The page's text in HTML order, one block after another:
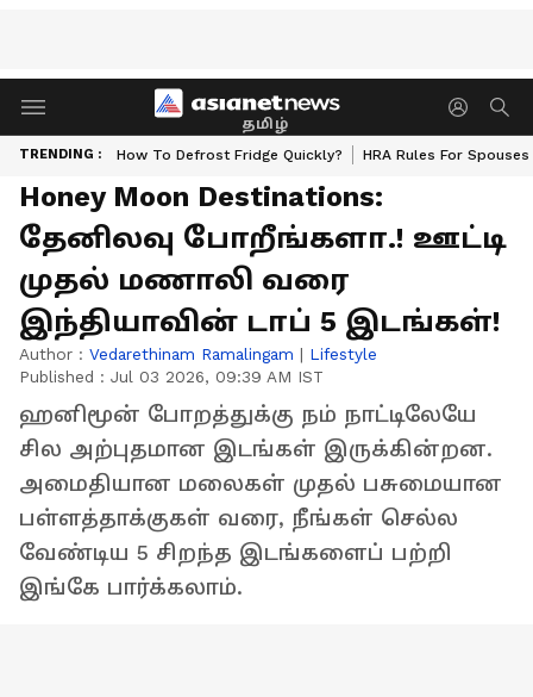
தமிழ்
TRENDING : How To Defrost Fridge Quickly? HRA Rules For Spouses
Honey Moon Destinations:
தேனிலவு போறீங்களா.! ஊட்டி
முதல் மணாலி வரை
இந்தியாவின் டாப் 5 இடங்கள்!
Author : Vedarethinam Ramalingam | Lifestyle
Published : Jul 03 2026, 09:39 AM IST
ஹனிமூன் போறத்துக்கு நம் நாட்டிலேயே
சில அற்புதமான இடங்கள் இருக்கின்றன.
அமைதியான மலைகள் முதல் பசுமையான
பள்ளத்தாக்குகள் வரை, நீங்கள் செல்ல
வேண்டிய 5 சிறந்த இடங்களைப் பற்றி
இங்கே பார்க்கலாம்.